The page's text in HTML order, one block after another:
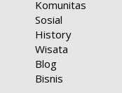
Komunitas
Sosial
History
Wisata
Blog
Bisnis